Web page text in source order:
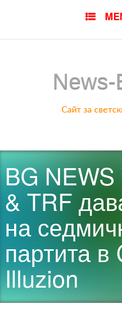
News-
Сайт за
BG NEWS
& TRF
на
партита в
Illuzion